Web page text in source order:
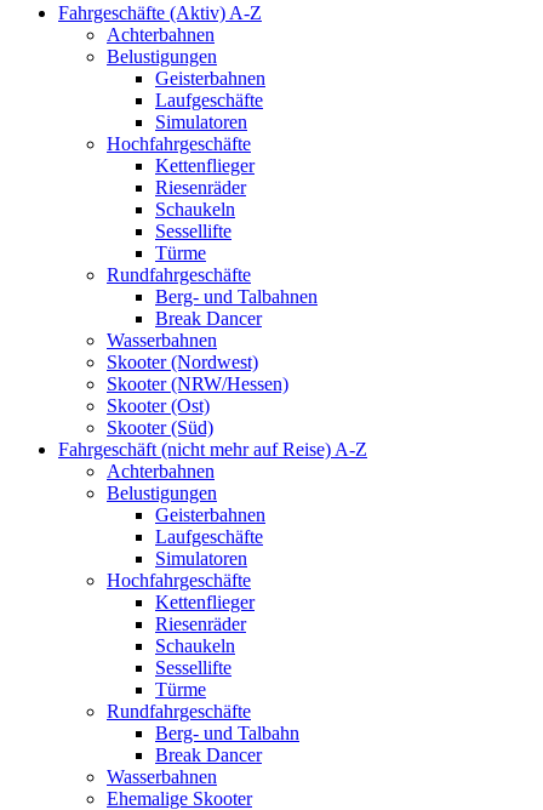
Fahrgeschäfte (Aktiv) A-Z
Achterbahnen
Belustigungen
Geisterbahnen
Laufgeschäfte
Simulatoren
Hochfahrgeschäfte
Kettenflieger
Riesenräder
Schaukeln
Sessellifte
Türme
Rundfahrgeschäfte
Berg- und Talbahnen
Break Dancer
Wasserbahnen
Skooter (Nordwest)
Skooter (NRW/Hessen)
Skooter (Ost)
Skooter (Süd)
Fahrgeschäft (nicht mehr auf Reise) A-Z
Achterbahnen
Belustigungen
Geisterbahnen
Laufgeschäfte
Simulatoren
Hochfahrgeschäfte
Kettenflieger
Riesenräder
Schaukeln
Sessellifte
Türme
Rundfahrgeschäfte
Berg- und Talbahn
Break Dancer
Wasserbahnen
Ehemalige Skooter